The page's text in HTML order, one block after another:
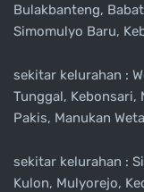
Bulakbanteng,
Simomulyo Baru,
sekitar kelurahan :
Tunggal, Kebonsari,
Pakis, Manukan
sekitar kelurahan :
Kulon, Mulyorejo,